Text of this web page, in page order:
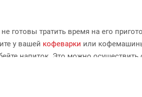
готовы тратить время на его
у вашей кофеварки или
напиток. Это можно